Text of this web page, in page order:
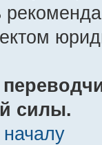
силы.
началу